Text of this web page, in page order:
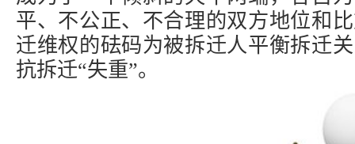
平、不公正、不合理的双方地位和
迁维权的砝码为被拆迁人平衡拆迁
抗拆迁“失重”。